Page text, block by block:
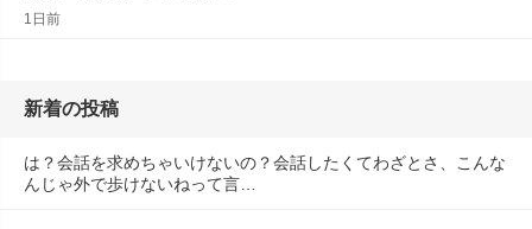
1日前
新着の投稿
は？会話を求めちゃいけないの？会話したくてわざとさ、こんな
んじゃ外で歩けないねって言…